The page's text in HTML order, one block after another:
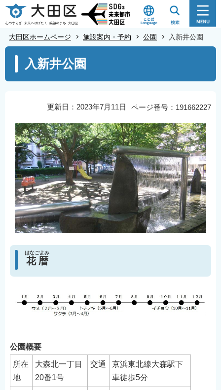
こ
の
ー
大田区ホームページ 施設案内・予約 公園 入新井公園
こ
入新井公園
ページ番号：191662227
更新日：2023年7月11日
花暦
はなごよみ
公園概要
所在
地
大森北一丁目
20番1号
交通
京浜東北線大森駅下
車徒歩5分